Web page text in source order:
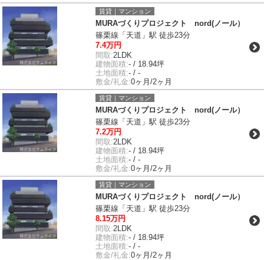
賃貸｜マンション
MURAづくりプロジェクト nord(ノール）
篠栗線「天道」駅 徒歩23分
7.4万円
間取:2LDK
建物面積:- / 18.94坪
土地面積:- / -
敷金/礼金:0ヶ月/2ヶ月
賃貸｜マンション
MURAづくりプロジェクト nord(ノール）
篠栗線「天道」駅 徒歩23分
7.2万円
間取:2LDK
建物面積:- / 18.94坪
土地面積:- / -
敷金/礼金:0ヶ月/2ヶ月
賃貸｜マンション
MURAづくりプロジェクト nord(ノール）
篠栗線「天道」駅 徒歩23分
8.15万円
間取:2LDK
建物面積:- / 18.94坪
土地面積:- / -
敷金/礼金:0ヶ月/2ヶ月